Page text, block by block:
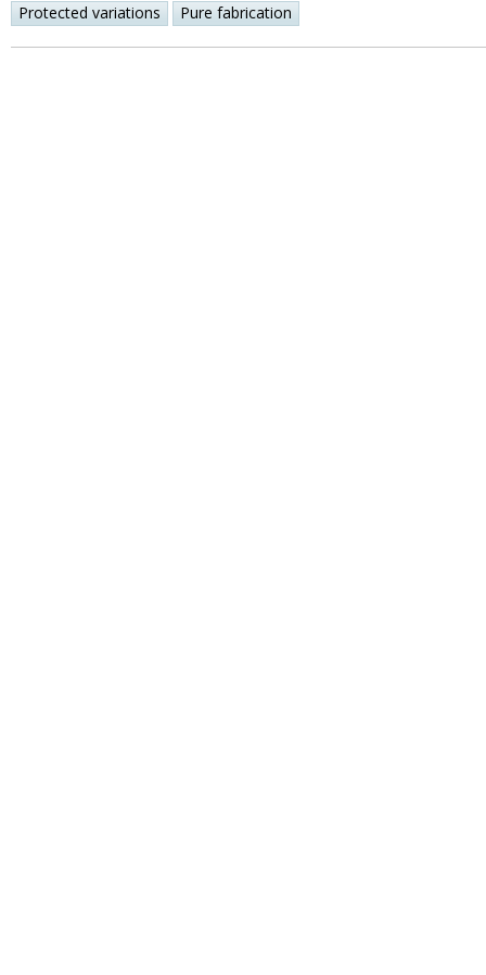
Protected variations
Pure fabrication